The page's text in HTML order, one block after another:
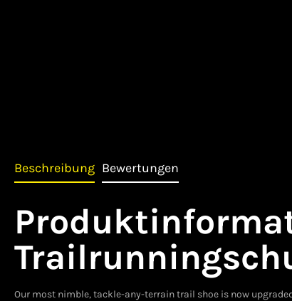
Beschreibung Bewertungen
Our most nimble, tackle-any-terrain trail shoe is now